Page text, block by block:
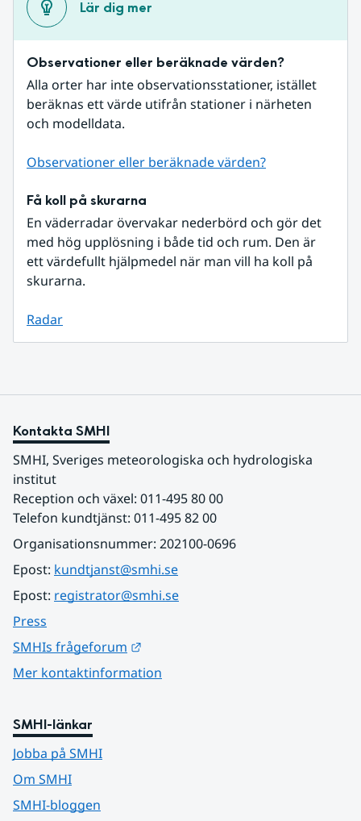
Lär dig mer
Observationer eller beräknade värden?
Alla orter har inte observationsstationer, istället
beräknas ett värde utifrån stationer i närheten
och modelldata.
Observationer eller beräknade värden?
Få koll på skurarna
En väderradar övervakar nederbörd och gör det
med hög upplösning i både tid och rum. Den är
ett värdefullt hjälpmedel när man vill ha koll på
skurarna.
Radar
Kontakta SMHI
SMHI, Sveriges meteorologiska och hydrologiska
institut
Reception och växel: 011-495 80 00
Telefon kundtjänst: 011-495 82 00
Organisationsnummer: 202100-0696
Epost: kundtjanst@smhi.se
Epost: registrator@smhi.se
Press
SMHIs frågeforum
Mer kontaktinformation
SMHI-länkar
Jobba på SMHI
Om SMHI
SMHI-bloggen